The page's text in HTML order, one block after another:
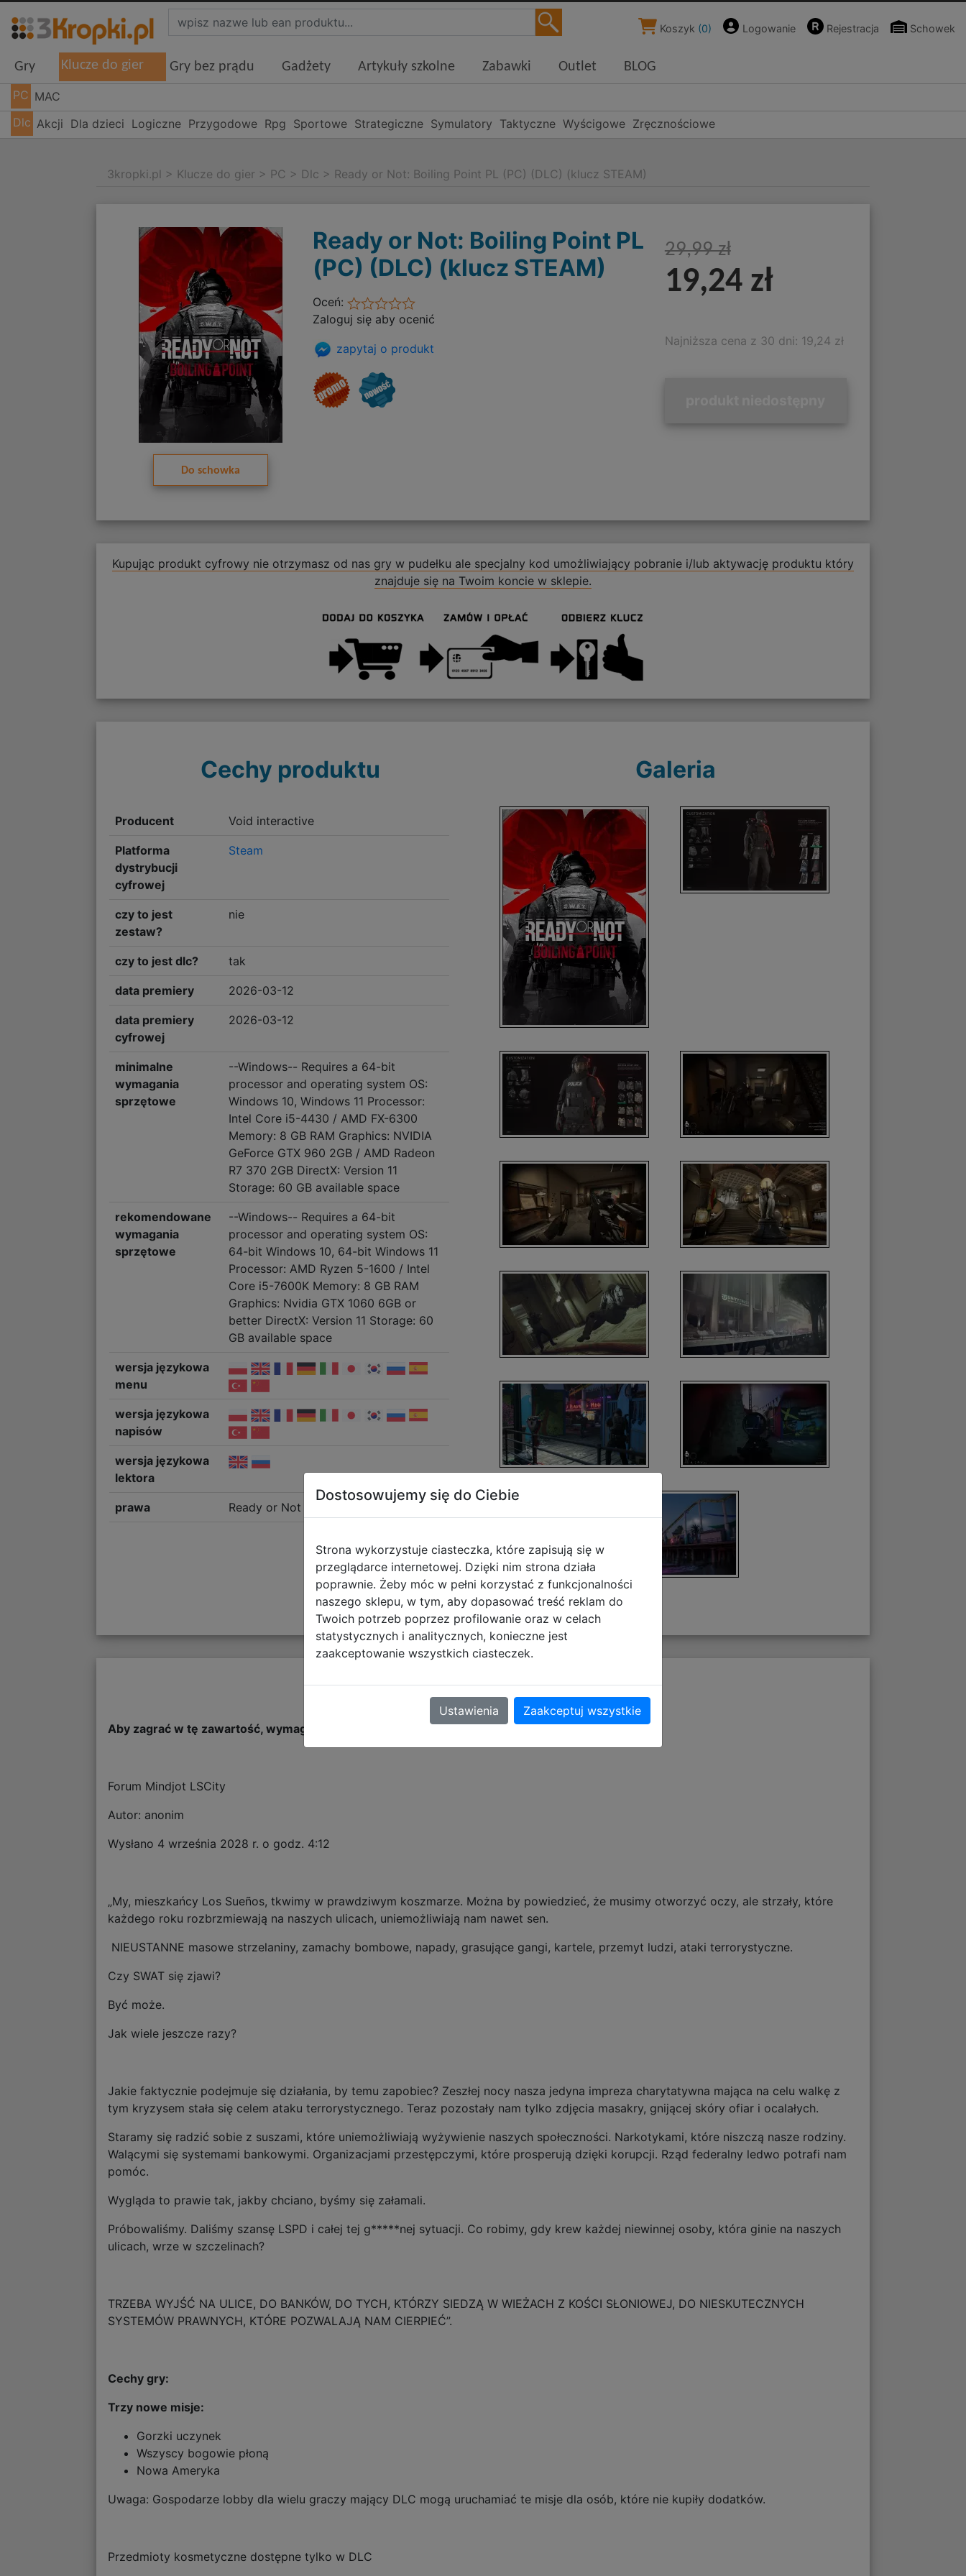
Koszyk (0) Logowanie Rejestracja Schowek
Gry Klucze do gier Gry bez prądu Gadżety Artykuły szkolne Zabawki Outlet
BLOG
PC MAC
Dlc Akcji Dla dzieci Logiczne Przygodowe Rpg Sportowe Strategiczne Symulatory Taktyczne Wyścigowe Zręcznościowe
3kropki.pl > Klucze do gier > PC > Dlc > Ready or Not: Boiling Point PL (PC) (DLC) (klucz STEAM)
Do schowka
Ready or Not: Boiling Point PL
(PC) (DLC) (klucz STEAM)
Oceń:
Zaloguj się aby ocenić
zapytaj o produkt
29,99 zł
19,24 zł
Najniższa cena z 30 dni: 19,24 zł
Kupując produkt cyfrowy nie otrzymasz od nas gry w pudełku ale specjalny kod umożliwiający pobranie i/lub aktywację produktu który
znajduje się na Twoim koncie w sklepie.
Cechy produktu
Producent Void interactive
Platforma
dystrybucji
cyfrowej
Steam
czy to jest
zestaw?
nie
czy to jest dlc? tak
data premiery 2026-03-12
data premiery
cyfrowej
2026-03-12
minimalne
wymagania
sprzętowe
--Windows-- Requires a 64-bit
processor and operating system OS:
Windows 10, Windows 11 Processor:
Intel Core i5-4430 / AMD FX-6300
Memory: 8 GB RAM Graphics: NVIDIA
GeForce GTX 960 2GB / AMD Radeon
R7 370 2GB DirectX: Version 11
Storage: 60 GB available space
rekomendowane
wymagania
sprzętowe
--Windows-- Requires a 64-bit
processor and operating system OS:
64-bit Windows 10, 64-bit Windows 11
Processor: AMD Ryzen 5-1600 / Intel
Core i5-7600K Memory: 8 GB RAM
Graphics: Nvidia GTX 1060 6GB or
better DirectX: Version 11 Storage: 60
GB available space
wersja językowa
menu
wersja językowa
napisów
wersja językowa
lektora
prawa Ready or Not © VOID Interactive Ltd
Galeria
Opis produktu
Aby zagrać w tę zawartość, wymagana jest podstawowa wersja gry Ready or Not na Steam.
Forum Mindjot LSCity
Autor: anonim
Wysłano 4 września 2028 r. o godz. 4:12
„My, mieszkańcy Los Sueños, tkwimy w prawdziwym koszmarze. Można by powiedzieć, że musimy otworzyć oczy, ale strzały, które
każdego roku rozbrzmiewają na naszych ulicach, uniemożliwiają nam nawet sen.
NIEUSTANNE masowe strzelaniny, zamachy bombowe, napady, grasujące gangi, kartele, przemyt ludzi, ataki terrorystyczne.
Czy SWAT się zjawi?
Być może.
Jak wiele jeszcze razy?
Jakie faktycznie podejmuje się działania, by temu zapobiec? Zeszłej nocy nasza jedyna impreza charytatywna mająca na celu walkę z
tym kryzysem stała się celem ataku terrorystycznego. Teraz pozostały nam tylko zdjęcia masakry, gnijącej skóry ofiar i ocalałych.
Staramy się radzić sobie z suszami, które uniemożliwiają wyżywienie naszych społeczności. Narkotykami, które niszczą nasze rodziny.
Walącymi się systemami bankowymi. Organizacjami przestępczymi, które prosperują dzięki korupcji. Rząd federalny ledwo potrafi nam
pomóc.
Wygląda to prawie tak, jakby chciano, byśmy się załamali.
Próbowaliśmy. Daliśmy szansę LSPD i całej tej g*****nej sytuacji. Co robimy, gdy krew każdej niewinnej osoby, która ginie na naszych
ulicach, wrze w szczelinach?
TRZEBA WYJŚĆ NA ULICE, DO BANKÓW, DO TYCH, KTÓRZY SIEDZĄ W WIEŻACH Z KOŚCI SŁONIOWEJ, DO NIESKUTECZNYCH
SYSTEMÓW PRAWNYCH, KTÓRE POZWALAJĄ NAM CIERPIEĆ”.
Cechy gry:
Trzy nowe misje:
Gorzki uczynek
Wszyscy bogowie płoną
Nowa Ameryka
Uwaga: Gospodarze lobby dla wielu graczy mający DLC mogą uruchamiać te misje dla osób, które nie kupiły dodatków.
Przedmioty kosmetyczne dostępne tylko w DLC
Dostosowujemy się do Ciebie
Strona wykorzystuje ciasteczka, które zapisują się w
przeglądarce internetowej. Dzięki nim strona działa
poprawnie. Żeby móc w pełni korzystać z funkcjonalności
naszego sklepu, w tym, aby dopasować treść reklam do
Twoich potrzeb poprzez profilowanie oraz w celach
statystycznych i analitycznych, konieczne jest
zaakceptowanie wszystkich ciasteczek.
Ustawienia Zaakceptuj wszystkie